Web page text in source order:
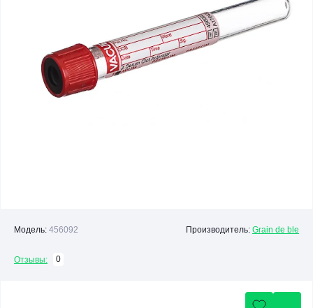
Модель: 456092 Производитель: Grain de ble
Отзывы: 0